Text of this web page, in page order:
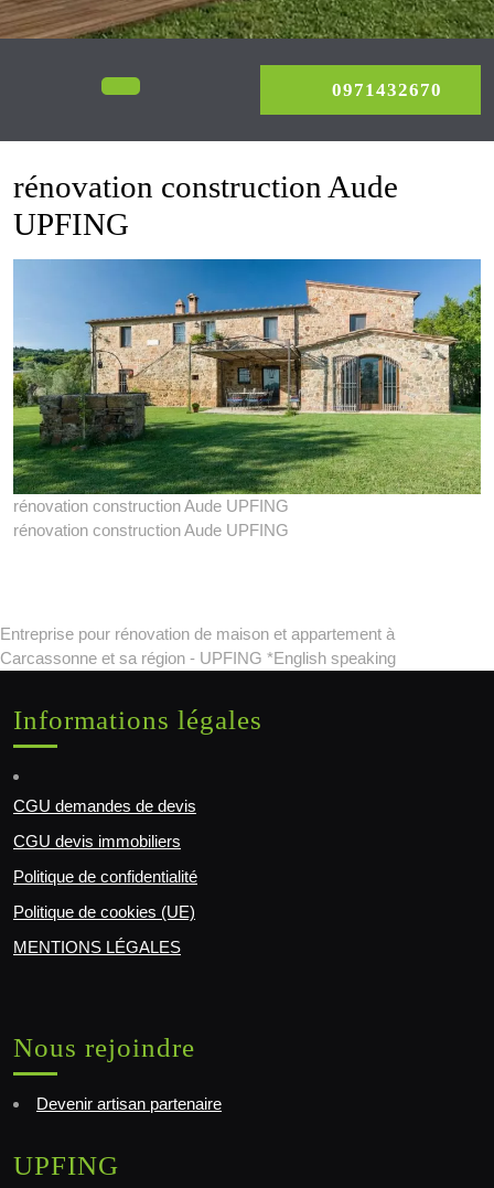
0971432670
rénovation construction Aude
UPFING
rénovation construction Aude UPFING
rénovation construction Aude UPFING
Entreprise pour rénovation de maison et appartement à
Carcassonne et sa région - UPFING *English speaking
Informations légales
CGU demandes de devis
CGU devis immobiliers
Politique de confidentialité
Politique de cookies (UE)
MENTIONS LÉGALES
Nous rejoindre
Devenir artisan partenaire
UPFING